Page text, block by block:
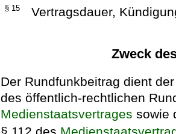
§ 15 Vertragsdauer,
Zweck
Der Rundfunkbeitrag dient
des öffentlich-rechtlichen
Medienstaatsvertrages sowie